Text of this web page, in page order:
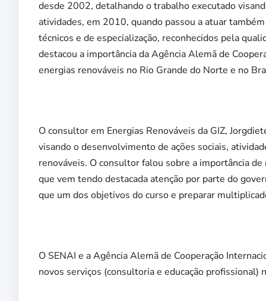
desde 2002, detalhando o trabalho executado
atividades, em 2010, quando passou a atuar
técnicos e de especialização, reconhecidos pela
destacou a importância da Agência Alemã de
energias renováveis no Rio Grande do Norte e no
O consultor em Energias Renováveis da GIZ,
visando o desenvolvimento de ações sociais,
renováveis. O consultor falou sobre a importância
que vem tendo destacada atenção por parte do
que um dos objetivos do curso e preparar
O SENAI e a Agência Alemã de Cooperação
novos serviços (consultoria e educação